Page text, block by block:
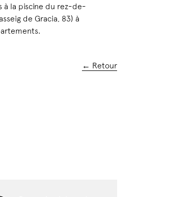
à la piscine du rez-de-
de Gracia, 83) à
← Retour